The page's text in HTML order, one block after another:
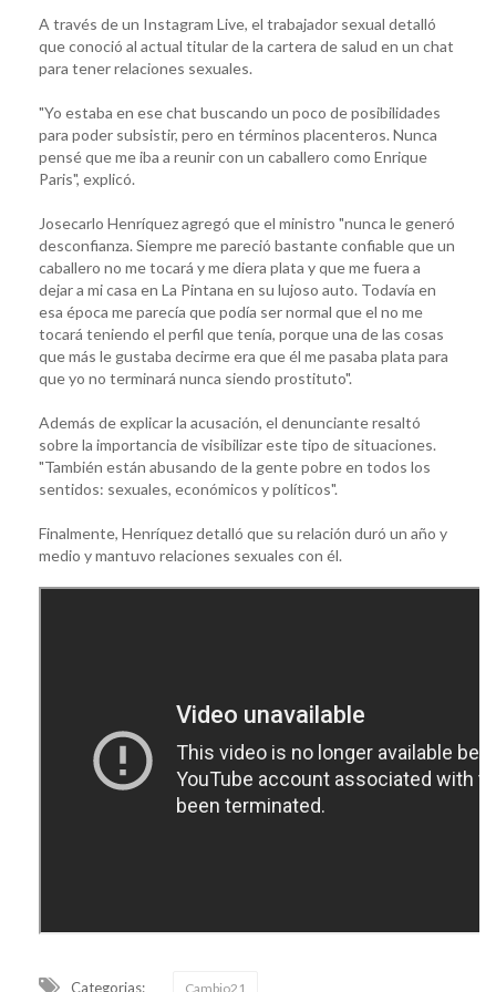
A través de un Instagram Live, el trabajador sexual detalló
que conoció al actual titular de la cartera de salud en un chat
para tener relaciones sexuales.
"Yo estaba en ese chat buscando un poco de posibilidades
para poder subsistir, pero en términos placenteros. Nunca
pensé que me iba a reunir con un caballero como Enrique
Paris", explicó.
Josecarlo Henríquez agregó que el ministro "nunca le generó
desconfianza. Siempre me pareció bastante confiable que un
caballero no me tocará y me diera plata y que me fuera a
dejar a mi casa en La Pintana en su lujoso auto. Todavía en
esa época me parecía que podía ser normal que el no me
tocará teniendo el perfil que tenía, porque una de las cosas
que más le gustaba decirme era que él me pasaba plata para
que yo no terminará nunca siendo prostituto".
Además de explicar la acusación, el denunciante resaltó
sobre la importancia de visibilizar este tipo de situaciones.
"También están abusando de la gente pobre en todos los
sentidos: sexuales, económicos y políticos".
Finalmente, Henríquez detalló que su relación duró un año y
medio y mantuvo relaciones sexuales con él.
Categorias: Cambio21